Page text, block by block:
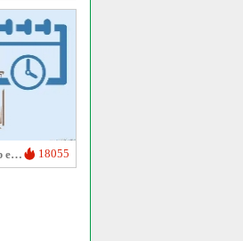
Conversion de timestamp en date/heure 18055